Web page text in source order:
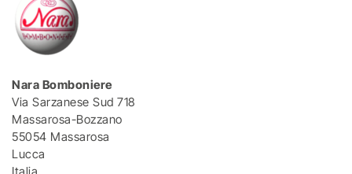
Nara Bomboniere
Via Sarzanese Sud 718
Massarosa-Bozzano
55054 Massarosa
Lucca